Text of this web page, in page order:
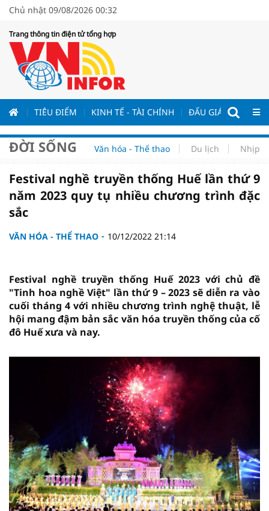
Chủ nhật 09/08/2026 00:32
Trang thông tin điện tử tổng hợp
TIÊU ĐIỂM KINH TẾ - TÀI CHÍNH ĐẤU GIÁ - ĐẤU
ĐỜI SỐNG Văn hóa - Thể thao Du lịch Nhịp
Festival nghề truyền thống Huế lần thứ 9
năm 2023 quy tụ nhiều chương trình đặc
sắc
VĂN HÓA - THỂ THAO 10/12/2022 21:14
Festival nghề truyền thống Huế 2023 với chủ đề
"Tinh hoa nghề Việt" lần thứ 9 – 2023 sẽ diễn ra vào
cuối tháng 4 với nhiều chương trình nghệ thuật, lễ
hội mang đậm bản sắc văn hóa truyền thống của cố
đô Huế xưa và nay.